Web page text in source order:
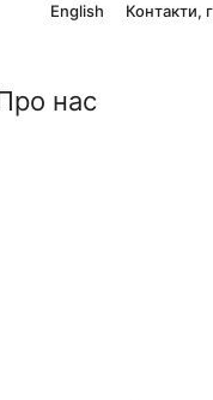
English Контакти,
нас